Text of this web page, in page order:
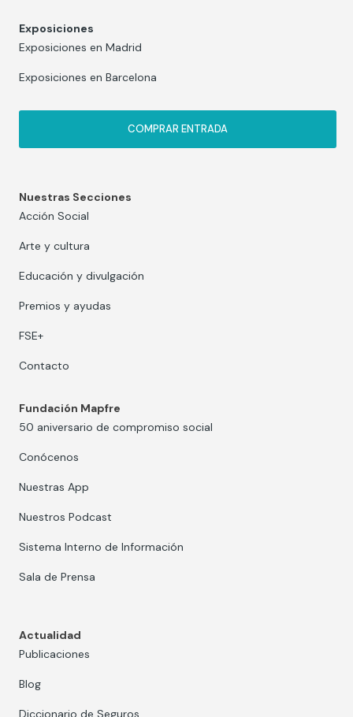
Exposiciones
Exposiciones en Madrid
Exposiciones en Barcelona
COMPRAR ENTRADA
Nuestras Secciones
Acción Social
Arte y cultura
Educación y divulgación
Premios y ayudas
FSE+
Contacto
Fundación Mapfre
50 aniversario de compromiso social
Conócenos
Nuestras App
Nuestros Podcast
Sistema Interno de Información
Sala de Prensa
Actualidad
Publicaciones
Blog
Diccionario de Seguros